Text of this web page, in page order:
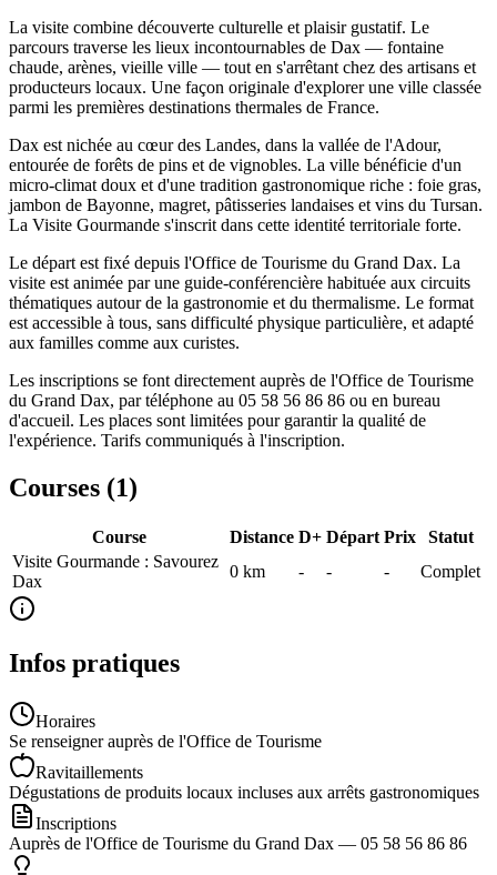
La visite combine découverte culturelle et plaisir gustatif. Le
parcours traverse les lieux incontournables de Dax — fontaine
chaude, arènes, vieille ville — tout en s'arrêtant chez des artisans et
producteurs locaux. Une façon originale d'explorer une ville classée
parmi les premières destinations thermales de France.
Dax est nichée au cœur des Landes, dans la vallée de l'Adour,
entourée de forêts de pins et de vignobles. La ville bénéficie d'un
micro-climat doux et d'une tradition gastronomique riche : foie gras,
jambon de Bayonne, magret, pâtisseries landaises et vins du Tursan.
La Visite Gourmande s'inscrit dans cette identité territoriale forte.
Le départ est fixé depuis l'Office de Tourisme du Grand Dax. La
visite est animée par une guide-conférencière habituée aux circuits
thématiques autour de la gastronomie et du thermalisme. Le format
est accessible à tous, sans difficulté physique particulière, et adapté
aux familles comme aux curistes.
Les inscriptions se font directement auprès de l'Office de Tourisme
du Grand Dax, par téléphone au 05 58 56 86 86 ou en bureau
d'accueil. Les places sont limitées pour garantir la qualité de
l'expérience. Tarifs communiqués à l'inscription.
Courses (1)
Course Distance D+ Départ Prix
Statut
Visite Gourmande : Savourez
Dax
0 km - - - Complet
Infos pratiques
Horaires
Se renseigner auprès de l'Office de Tourisme
Ravitaillements
Dégustations de produits locaux incluses aux arrêts gastronomiques
Inscriptions
Auprès de l'Office de Tourisme du Grand Dax — 05 58 56 86 86